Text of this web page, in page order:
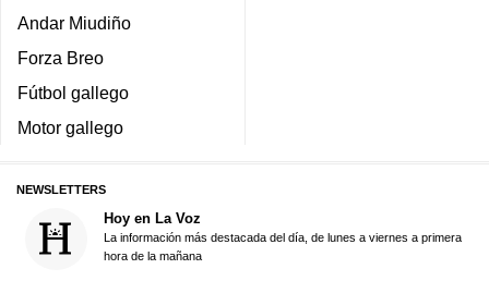
Andar Miudiño
Forza Breo
Fútbol gallego
Motor gallego
NEWSLETTERS
Hoy en La Voz
La información más destacada del día, de lunes a viernes a primera
hora de la mañana